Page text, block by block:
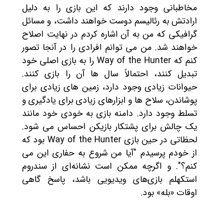
مخاطبانی وجود دارند که این بازی را به دلیل
ارادتش به رئالیسم دوست خواهند داشت، و مسائل
گرافیکی که من به آن اشاره کردم در نهایت اصلاح
خواهند شد. من می توانم افرادی را در آنجا تصور
کنم که Way of the Hunter را به بازی اصلی خود
تبدیل کنند، احتمالاً سال ها آن را بازی کنند.
حیوانات زیادی وجود دارد، زمین های زیادی برای
پوشاندن، سلاح ها و ابزارهای زیادی برای یادگیری و
تسلط وجود دارد. دامنه بازی به خودی خود مانند
یک چالش برای پشتکار بازیکن احساس می شود.
لحظاتی در حین بازی Way of the Hunter بود که
از خودم پرسیدم "آیا من شروع به حفاری این می
کنم؟". و اگرچه ممکن است نشانه‌ای از سندروم
استکهلم بازی‌های ویدیویی باشد، پاسخ گاهی
اوقات «بله» بود.